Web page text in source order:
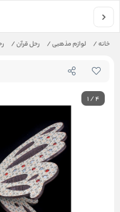
خانه/ لوازم مذهبی/ رحل قرآن/
1/4